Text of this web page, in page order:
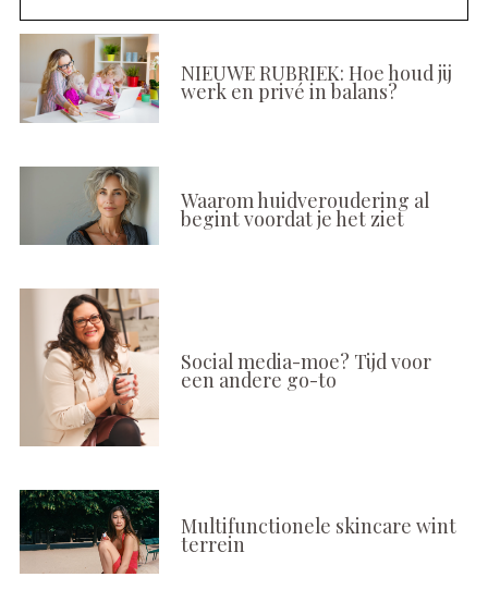
NIEUWE RUBRIEK: Hoe houd jij
werk en privé in balans?
Waarom huidveroudering al
begint voordat je het ziet
Social media-moe? Tijd voor
een andere go-to
Multifunctionele skincare wint
terrein